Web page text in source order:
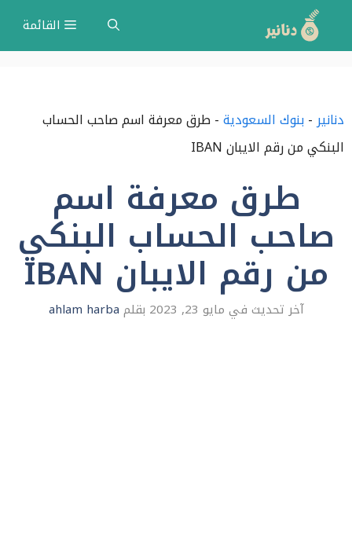
انتقل
إلى
القائمة
دنانير-بنوك السعودية- طرق معرفة اسم صاحب الحساب
البنكي من رقم الايبان IBAN
طرق معرفة اسم
صاحب الحساب البنكي
من رقم الايبان IBAN
مايو 23, 2023 بقلم ahlam harba